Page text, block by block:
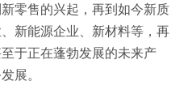
零售的兴起，再到如今新质
新能源企业、新材料等，再
于正在蓬勃发展的未来产
展。